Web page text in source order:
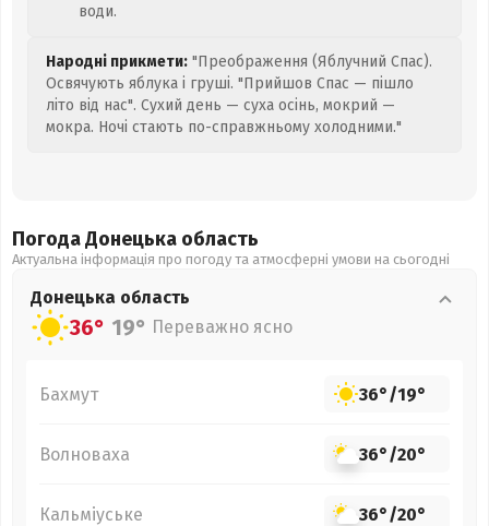
води.
Народні прикмети: "Преображення (Яблучний Спас).
Освячують яблука і груші. "Прийшов Спас — пішло
літо від нас". Сухий день — суха осінь, мокрий —
мокра. Ночі стають по-справжньому холодними."
Погода Донецька область
Актуальна інформація про погоду та атмосферні умови на сьогодні
Донецька область
36° 19° Переважно ясно
Бахмут 36°/19°
Волноваха 36°/20°
Кальміуське 36°/20°